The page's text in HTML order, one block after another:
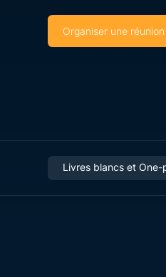
Organiser une
Livres blancs et One-